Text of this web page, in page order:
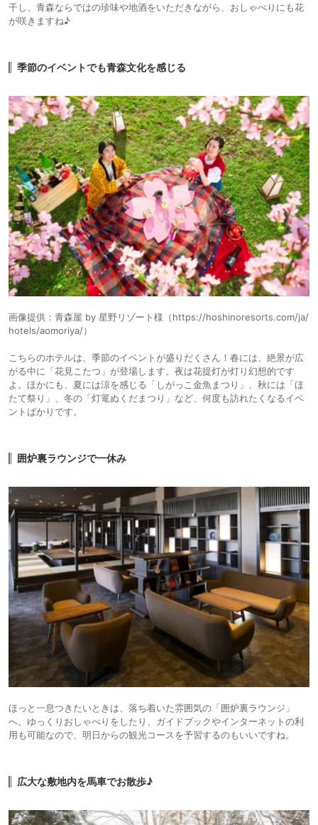
干し、青森ならではの珍味や地酒をいただきながら、おしゃべりにも花
が咲きますね♪
季節のイベントでも青森文化を感じる
画像提供：青森屋 by 星野リゾート様（https://hoshinoresorts.com/ja/
hotels/aomoriya/）
こちらのホテルは、季節のイベントが盛りだくさん！春には、絶景が広
がる中に「花見こたつ」が登場します。夜は花提灯が灯り幻想的です
よ。ほかにも、夏には涼を感じる「しがっこ金魚まつり」、秋には「ほ
たて祭り」、冬の「灯篭ぬくだまつり」など、何度も訪れたくなるイベ
ントばかりです。
囲炉裏ラウンジで一休み
ほっと一息つきたいときは、落ち着いた雰囲気の「囲炉裏ラウンジ」
へ。ゆっくりおしゃべりをしたり、ガイドブックやインターネットの利
用も可能なので、明日からの観光コースを予習するのもいいですね。
広大な敷地内を馬車でお散歩♪